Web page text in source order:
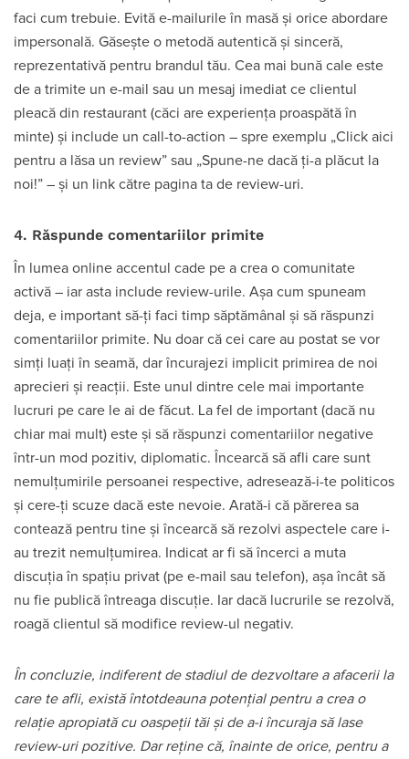
faci cum trebuie. Evită e-mailurile în masă și orice abordare
impersonală. Găsește o metodă autentică și sinceră,
reprezentativă pentru brandul tău. Cea mai bună cale este
de a trimite un e-mail sau un mesaj imediat ce clientul
pleacă din restaurant (căci are experiența proaspătă în
minte) și include un call-to-action – spre exemplu „Click aici
pentru a lăsa un review” sau „Spune-ne dacă ți-a plăcut la
noi!” – și un link către pagina ta de review-uri.
4. Răspunde comentariilor primite
În lumea online accentul cade pe a crea o comunitate
activă – iar asta include review-urile. Așa cum spuneam
deja, e important să-ți faci timp săptămânal și să răspunzi
comentariilor primite. Nu doar că cei care au postat se vor
simți luați în seamă, dar încurajezi implicit primirea de noi
aprecieri și reacții. Este unul dintre cele mai importante
lucruri pe care le ai de făcut. La fel de important (dacă nu
chiar mai mult) este și să răspunzi comentariilor negative
într-un mod pozitiv, diplomatic. Încearcă să afli care sunt
nemulțumirile persoanei respective, adresează-i-te politicos
și cere-ți scuze dacă este nevoie. Arată-i că părerea sa
contează pentru tine și încearcă să rezolvi aspectele care i-
au trezit nemulțumirea. Indicat ar fi să încerci a muta
discuția în spațiu privat (pe e-mail sau telefon), așa încât să
nu fie publică întreaga discuție. Iar dacă lucrurile se rezolvă,
roagă clientul să modifice review-ul negativ.
În concluzie, indiferent de stadiul de dezvoltare a afacerii la
care te afli, există întotdeauna potențial pentru a crea o
relație apropiată cu oaspeții tăi și de a-i încuraja să lase
review-uri pozitive. Dar reține că, înainte de orice, pentru a